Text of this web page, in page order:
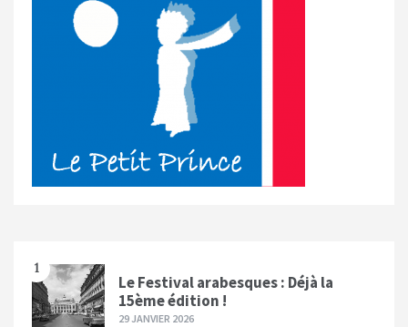
1
Le Festival arabesques : Déjà la
15ème édition !
29 JANVIER 2026